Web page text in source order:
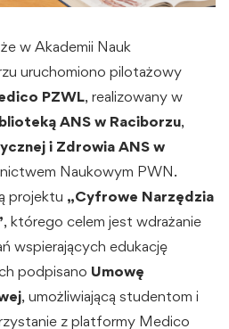
w Akademii Nauk
uruchomiono pilotażowy
PZWL, realizowany w
ANS w Raciborzu,
i Zdrowia ANS w
Naukowym PWN.
projektu „Cyfrowe Narzędzia
, którego celem jest wdrażanie
wspierających edukację
podpisano Umowę
, umożliwiającą studentom i
z platformy Medico